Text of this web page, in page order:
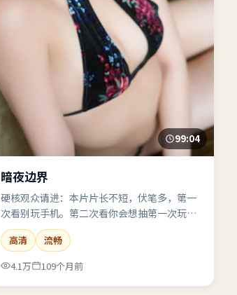
99:04
暗夜边界
硬核观众请进：本片片长不短，伏笔多，第一
次看别玩手机。第二次看你会想抽第一次玩手
机的自己。
高清
流畅
4.1万
109个月前